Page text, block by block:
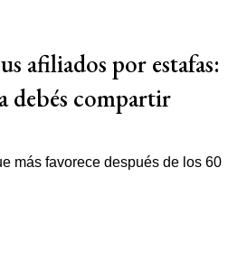
afiliados por estafas:
debés compartir